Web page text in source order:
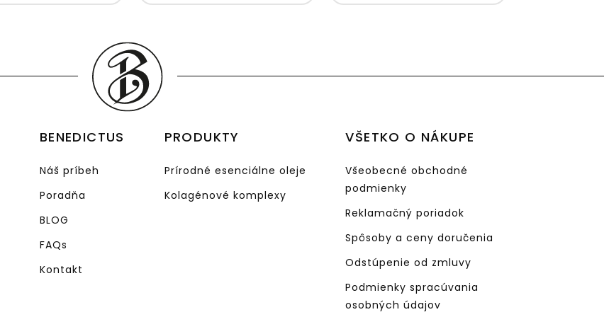
uzdravovala. Preto ak máte
Odporúčam a ďakujem. <3
BENEDICTUS
Náš príbeh
Poradňa
BLOG
FAQs
Kontakt
PRODUKTY
Prírodné esenciálne oleje
Kolagénové komplexy
VŠETKO O NÁKUPE
Všeobecné obchodné
podmienky
Reklamačný poriadok
Spôsoby a ceny doručenia
Odstúpenie od zmluvy
Podmienky spracúvania
osobných údajov